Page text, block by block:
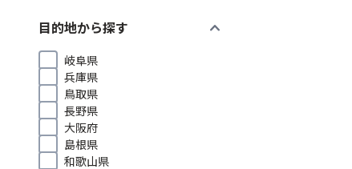
目的地から探す expand_more
岐阜県
兵庫県
鳥取県
長野県
大阪府
島根県
和歌山県